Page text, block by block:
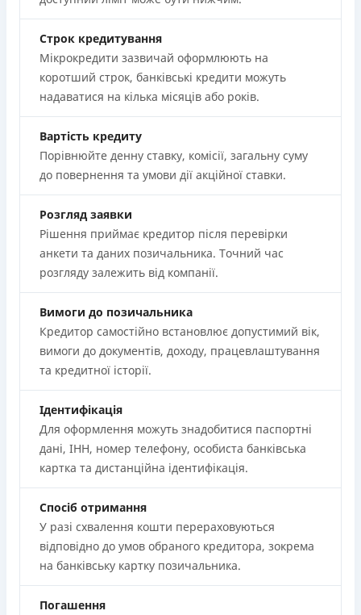
Строк кредитування
Мікрокредити зазвичай оформлюють на
коротший строк, банківські кредити можуть
надаватися на кілька місяців або років.
Вартість кредиту
Порівнюйте денну ставку, комісії, загальну суму
до повернення та умови дії акційної ставки.
Розгляд заявки
Рішення приймає кредитор після перевірки
анкети та даних позичальника. Точний час
розгляду залежить від компанії.
Вимоги до позичальника
Кредитор самостійно встановлює допустимий вік,
вимоги до документів, доходу, працевлаштування
та кредитної історії.
Ідентифікація
Для оформлення можуть знадобитися паспортні
дані, ІНН, номер телефону, особиста банківська
картка та дистанційна ідентифікація.
Спосіб отримання
У разі схвалення кошти перераховуються
відповідно до умов обраного кредитора, зокрема
на банківську картку позичальника.
Погашення